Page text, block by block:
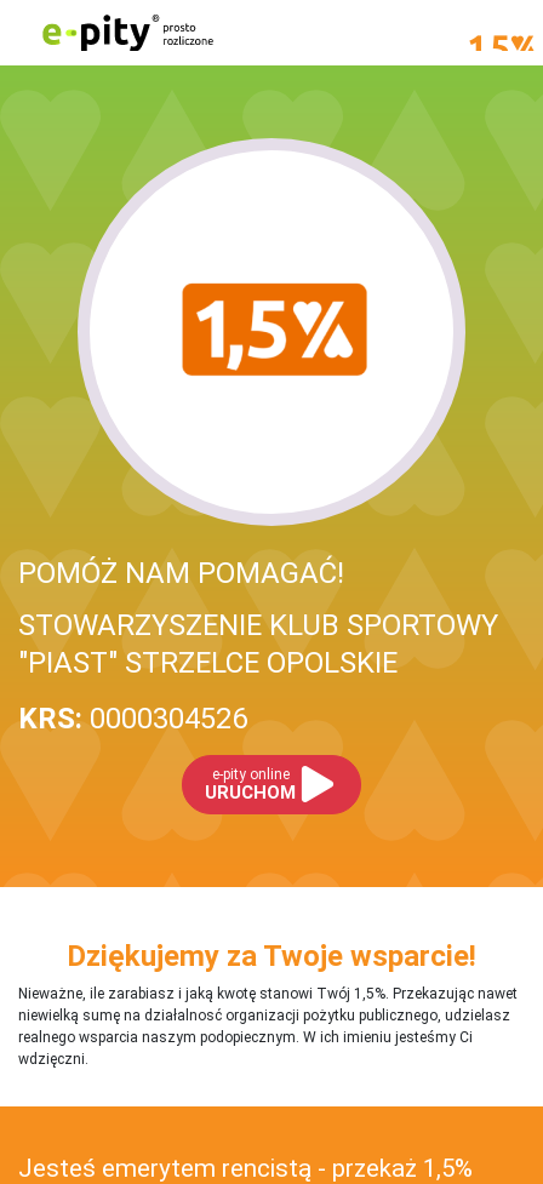
POMÓŻ NAM POMAGAĆ!
STOWARZYSZENIE KLUB SPORTOWY
"PIAST" STRZELCE OPOLSKIE
KRS: 0000304526
e-pity online
URUCHOM
Dziękujemy za Twoje wsparcie!
Nieważne, ile zarabiasz i jaką kwotę stanowi Twój 1,5%. Przekazując nawet
niewielką sumę na działalnosć organizacji pożytku publicznego, udzielasz
realnego wsparcia naszym podopiecznym. W ich imieniu jesteśmy Ci
wdzięczni.
Jesteś emerytem rencistą - przekaż 1,5%